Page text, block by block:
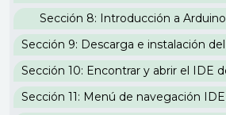
Sección 8: Introducción a Arduino